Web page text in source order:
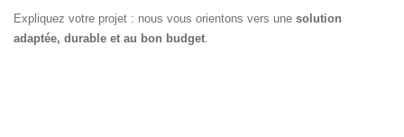
Expliquez votre projet : nous vous orientons vers une solution
adaptée, durable et au bon budget.